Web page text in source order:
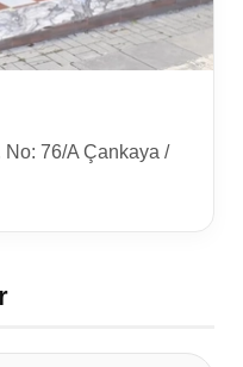
No: 76/A Çankaya /